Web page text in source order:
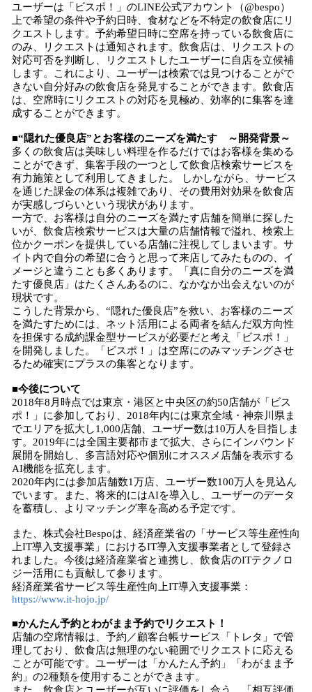
ユーザーは「ビスポ！」のLINE公式アカウント（@bespo）
上で希望の条件や予約日時、食材などを不特定の飲食店にリ
クエストします。予約希望日時に空席を持っている飲食店に
のみ、リクエストは通知されます。飲食店は、リクエストの
対応可否を判断し、リクエストしたユーザーに自店を立候補
します。これにより、ユーザーは検索では見つけることがで
きない自分好みの飲食店を発見することができます。飲食店
は、空席時にリクエストの対応を見極め、効率的に集客を達
成することができます。
■“隠れた優良店”とお客様のニーズを満たす ～開発背景～
多くの飲食店は美味しい料理を作るだけではお客様を集める
ことができず、集客手段の一つとして飲食店検索サービスを
有力施策として利用してきました。 しかしながら、サービス
を通じた課金の体系は複雑であり、その費用対効果を飲食店
が実感しづらいという現状があります。
一方で、お客様は自分のニーズを満たす店舗を簡単に探した
いが、飲食店検索サービスは大量の店舗情報で溢れ、検索上
位かクーポンを提供している店舗に注視してしまいます。サ
イト内で自分の希望に合うと思って来店してみたものの、イ
メージと違うことも多くあります。「真に自分のニーズを満
たす優良店」はたくさんあるのに、なかなか出会えないのが
現状です。
こうした背景から、“隠れた優良店”を救い、お客様のニーズ
を満たすためには、ネット活用による両者を結んだ双方向性
を担保する成約課金型サービスが必要だと考え「ビスポ！」
を開発しました。「ビスポ！」は空席にのみマッチングさせ
るため確実にプラスの集客となります。
■今後について
2018年8月時点では東京・港区と中央区の約50店舗が「ビス
ポ！」に参加しており、2018年内には東京全域・神奈川県ま
でエリアを拡大し1,000店舗、ユーザー数は10万人を目指しま
す。2019年には全国主要都市まで拡大、さらにインバウンド
展開を開始し、多言語対応や個別にオススメ店舗を表示する
AI機能を拡充します。
2020年内には参加店舗数1万店、ユーザー数100万人を見込ん
でいます。また、将来的にはAIを導入し、ユーザーのデータ
を蓄積し、よりマッチング率を高める予定です。
また、株式会社Bespoは、経済産業省の「サービス等生産性向
上IT導入支援事業」におけるIT導入支援事業者として登録さ
れました。今後は経済産業省と連携し、飲食店のITテクノロ
ジー活用にも貢献して参ります。
経済産業省サービス等生産性向上IT導入支援事業：
https://www.it-hojo.jp/
■かんたん予約とわがまま予約でリクエスト！
店舗の空席情報は、予約／顧客台帳サービス「トレタ」で管
理しており、飲食店は無理のない範囲でリクエストに応える
ことが可能です。ユーザーは「かんたん予約」「わがまま予
約」の2種類を使用することができます。